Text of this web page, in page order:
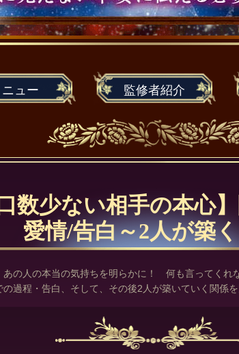
ュー 監修者紹介
数少ない相手の本心
愛情/告白～2人が築
あの人の本当の気持ちを明らかに！ 何も言ってくれ
過程・告白、そして、その後2人が築いていく関係を